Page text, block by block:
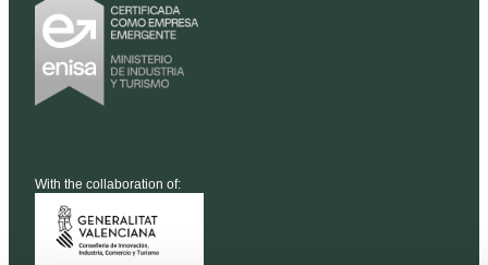
With the collaboration of: